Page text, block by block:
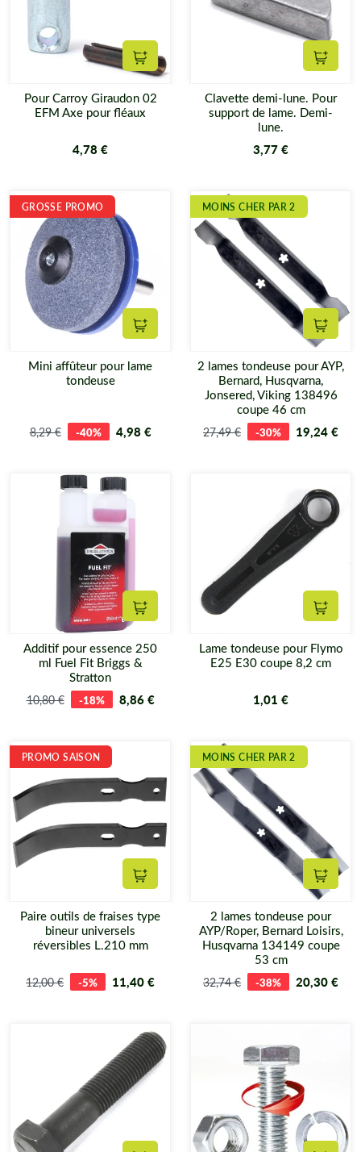
Ajouter au panier
Pour Carroy Giraudon 02
EFM Axe pour fléaux
4,78 €
Clavette demi-lune. Pour
support de lame. Demi-
lune.
3,77 €
GROSSE PROMO
Ajouter au panier
Mini affûteur pour lame
tondeuse
8,29 € -40% 4,98 €
MOINS CHER PAR 2
2 lames tondeuse pour AYP,
Bernard, Husqvarna,
Jonsered, Viking 138496
coupe 46 cm
27,49 € -30% 19,24 €
Ajouter au panier
Additif pour essence 250
ml Fuel Fit Briggs &
Stratton
10,80 € -18% 8,86 €
Lame tondeuse pour Flymo
E25 E30 coupe 8,2 cm
1,01 €
PROMO SAISON
Ajouter au panier
Paire outils de fraises type
bineur universels
réversibles L.210 mm
12,00 € -5% 11,40 €
MOINS CHER PAR 2
2 lames tondeuse pour
AYP/Roper, Bernard Loisirs,
Husqvarna 134149 coupe
53 cm
32,74 € -38% 20,30 €